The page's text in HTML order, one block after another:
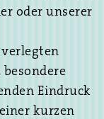
oder unserer
Eindruck
kurzen